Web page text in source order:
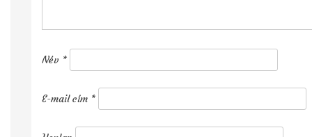
Név *
E-mail cím *